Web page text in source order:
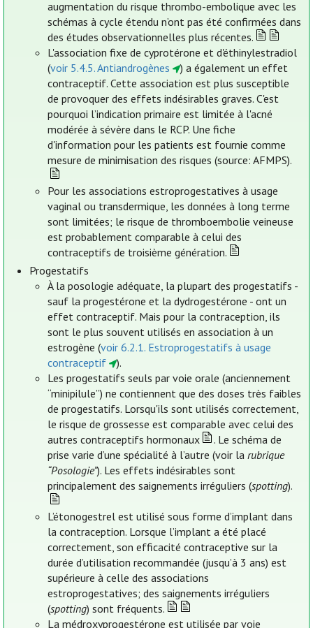
augmentation du risque thrombo-embolique avec les
schémas à cycle étendu n’ont pas été confirmées dans
des études observationnelles plus récentes.
L'association fixe de cyprotérone et d'éthinylestradiol
(voir 5.4.5. Antiandrogènes
) a également un effet
contraceptif. Cette association est plus susceptible
de provoquer des effets indésirables graves. C'est
pourquoi l’indication primaire est limitée à l'acné
modérée à sévère dans le RCP. Une fiche
d'information pour les patients est fournie comme
mesure de minimisation des risques (source: AFMPS).
Pour les associations estroprogestatives à usage
vaginal ou transdermique, les données à long terme
sont limitées; le risque de thromboembolie veineuse
est probablement comparable à celui des
contraceptifs de troisième génération.
Progestatifs
À la posologie adéquate, la plupart des progestatifs -
sauf la progestérone et la dydrogestérone - ont un
effet contraceptif. Mais pour la contraception, ils
sont le plus souvent utilisés en association à un
estrogène (voir 6.2.1. Estroprogestatifs à usage
contraceptif
).
Les progestatifs seuls par voie orale (anciennement
“minipilule”) ne contiennent que des doses très faibles
de progestatifs. Lorsqu'ils sont utilisés correctement,
le risque de grossesse est comparable avec celui des
autres contraceptifs hormonaux
. Le schéma de
prise varie d’une spécialité à l’autre (voir larubrique
“Posologie”). Les effets indésirables sont
principalement des saignements irréguliers (spotting).
L’étonogestrel est utilisé sous forme d’implant dans
la contraception. Lorsque l’implant a été placé
correctement, son efficacité contraceptive sur la
durée d’utilisation recommandée (jusqu’à 3 ans) est
supérieure à celle des associations
estroprogestatives; des saignements irréguliers
(spotting) sont fréquents.
La médroxyprogestérone est utilisée par voie